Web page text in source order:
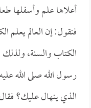
أعلاها علم وأسفلها
فنقول: إن العالم يعلم
الكتاب والسنة،
رسول الله صلى الله
الذي ينهال عليك؟